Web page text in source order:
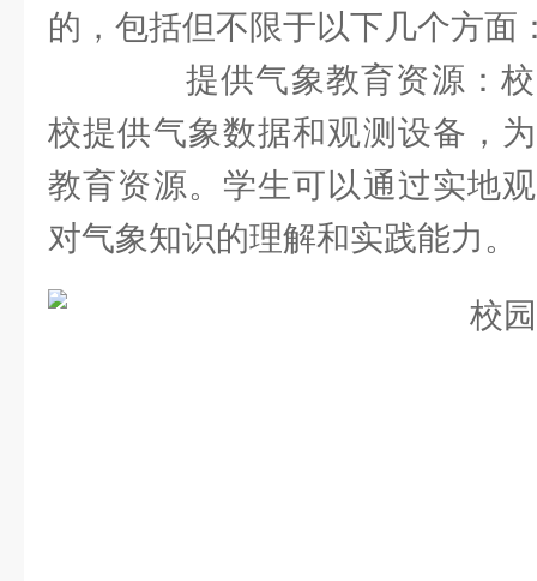
的，包括但不限于以下几个方面
提供气象教育资源：校
校提供气象数据和观测设备，
教育资源。学生可以通过实地
对气象知识的理解和实践能力。